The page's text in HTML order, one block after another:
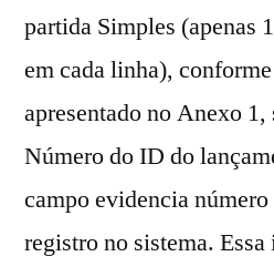
partida Simples (apenas
em cada linha),
apresentado no Anexo
Número do ID do
campo evidencia
registro no sistema.